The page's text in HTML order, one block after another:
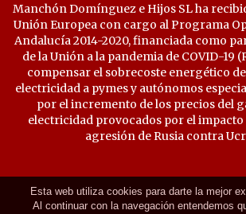
Manchón Domínguez e Hijos SL ha
Unión Europea con cargo al Programa
Andalucía 2014-2020, financiada como
de la Unión a la pandemia de COVID-19
compensar el sobrecoste energético
electricidad a pymes y autónomos
por el incremento de los precios del
electricidad provocados por el impacto
agresión de Rusia contra
Esta web utiliza cookies para darte la mejor
Al continuar con la navegación entendemos